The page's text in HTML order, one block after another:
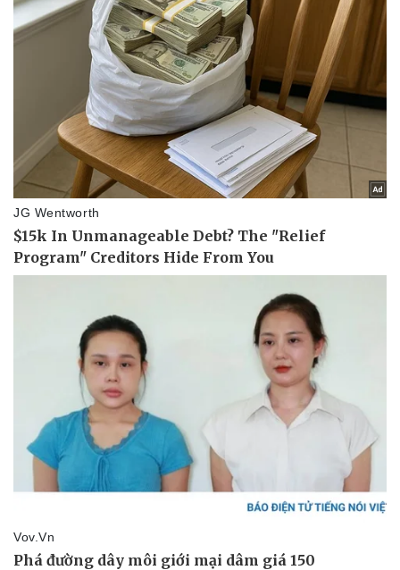
Tin nóng
Tư vấn luật
Quân sự - Quốc phòng
Vũ khí
Việt Nam
Phân tích